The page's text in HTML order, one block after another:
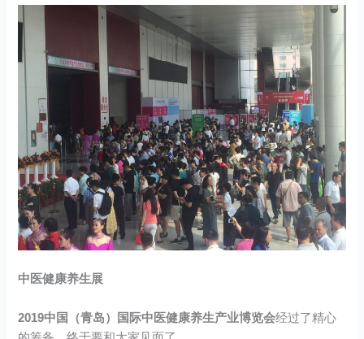
中医健康养生展
2019中国（青岛）国际中医健康养生产业博览会经过了精心